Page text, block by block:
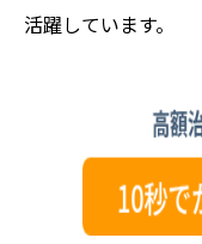
活躍しています。